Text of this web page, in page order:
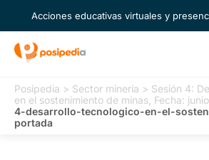
Acciones educativas virtuales y
Posipedia > Sector minería > Sesión 4:
en el sostenimiento de minas, Fecha:
4-desarrollo-tecnologico-en-el-
portada